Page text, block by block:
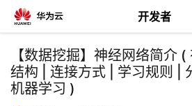
开发者
返
回
【数据挖掘】神经网络简介
结构 | 连接方式 | 学习规则 |
机器学习 )